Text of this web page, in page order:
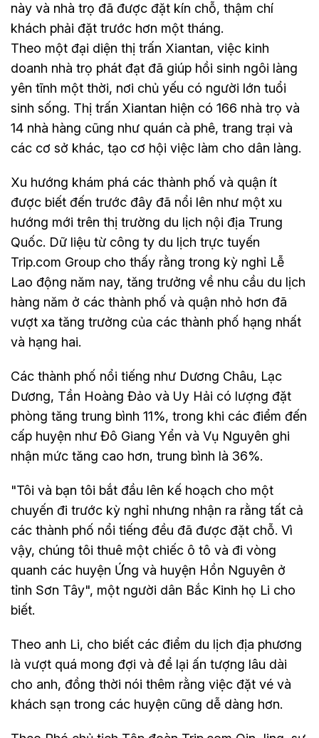
này và nhà trọ đã được đặt kín chỗ, thậm chí
khách phải đặt trước hơn một tháng.
Theo một đại diện thị trấn Xiantan, việc kinh
doanh nhà trọ phát đạt đã giúp hồi sinh ngôi làng
yên tĩnh một thời, nơi chủ yếu có người lớn tuổi
sinh sống. Thị trấn Xiantan hiện có 166 nhà trọ và
14 nhà hàng cũng như quán cà phê, trang trại và
các cơ sở khác, tạo cơ hội việc làm cho dân làng.
Xu hướng khám phá các thành phố và quận ít
được biết đến trước đây đã nổi lên như một xu
hướng mới trên thị trường du lịch nội địa Trung
Quốc. Dữ liệu từ công ty du lịch trực tuyến
Trip.com Group cho thấy rằng trong kỳ nghỉ Lễ
Lao động năm nay, tăng trưởng về nhu cầu du lịch
hàng năm ở các thành phố và quận nhỏ hơn đã
vượt xa tăng trưởng của các thành phố hạng nhất
và hạng hai.
Các thành phố nổi tiếng như Dương Châu, Lạc
Dương, Tần Hoàng Đảo và Uy Hải có lượng đặt
phòng tăng trung bình 11%, trong khi các điểm đến
cấp huyện như Đô Giang Yển và Vụ Nguyên ghi
nhận mức tăng cao hơn, trung bình là 36%.
"Tôi và bạn tôi bắt đầu lên kế hoạch cho một
chuyến đi trước kỳ nghỉ nhưng nhận ra rằng tất cả
các thành phố nổi tiếng đều đã được đặt chỗ. Vì
vậy, chúng tôi thuê một chiếc ô tô và đi vòng
quanh các huyện Ứng và huyện Hồn Nguyên ở
tỉnh Sơn Tây", một người dân Bắc Kinh họ Li cho
biết.
Theo anh Li, cho biết các điểm du lịch địa phương
là vượt quá mong đợi và để lại ấn tượng lâu dài
cho anh, đồng thời nói thêm rằng việc đặt vé và
khách sạn trong các huyện cũng dễ dàng hơn.